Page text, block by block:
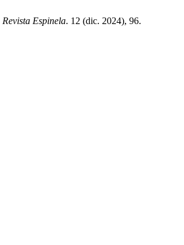
Revista Espinela. 12 (dic. 2024), 96.